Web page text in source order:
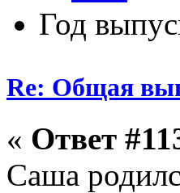
Год
Re: Общая
« Ответ
Саша